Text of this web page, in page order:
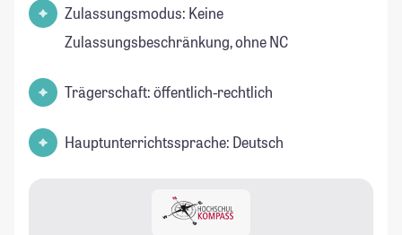
Zulassungsmodus: Keine
Zulassungsbeschränkung, ohne NC
Trägerschaft: öffentlich-rechtlich
Hauptunterrichtssprache: Deutsch